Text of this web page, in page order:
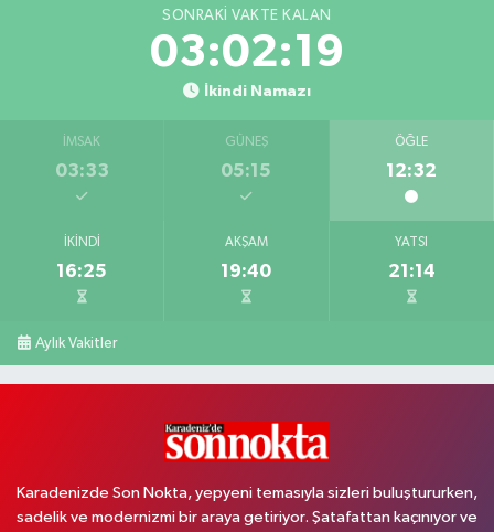
SONRAKI VAKTE KALAN
03:02:19
İkindi Namazı
İMSAK
03:33
GÜNEŞ
05:15
ÖĞLE
12:32
İKINDI
16:25
AKŞAM
19:40
YATSI
21:14
Aylık Vakitler
Karadenizde Son Nokta, yepyeni temasıyla sizleri buluştururken,
sadelik ve modernizmi bir araya getiriyor. Şatafattan kaçınıyor ve